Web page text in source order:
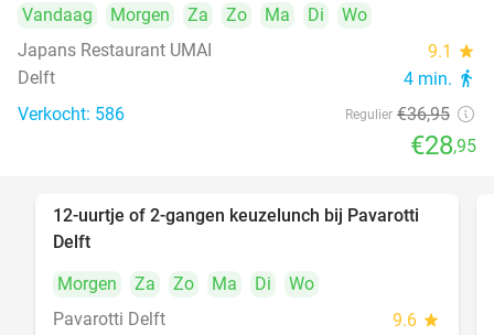
Vandaag Morgen Za Zo Ma Di
Wo
Japans Restaurant UMAI
9.1 star
Delft 4 min. directions_walk
Verkocht: 586 Regulier €36,95
€28,95
31%
12-uurtje of 2-gangen keuzelunch bij Pavarotti
Delft
Morgen
Za Zo Ma Di
Wo
Pavarotti Delft
9.6 star